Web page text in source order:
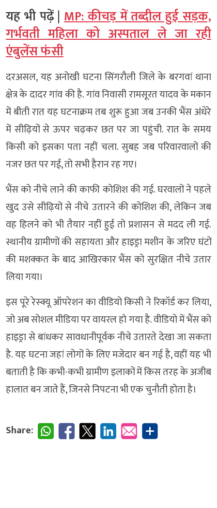
यह भी पढ़ें |MP: कीचड़ में तब्दील हुई सड़क,
गर्भवती महिला को अस्पताल ले जा रही
एंबुलेंस फंसी
दरअसल, यह अनोखी घटना सिंगरौली जिले के बरगवां थाना
क्षेत्र के दादर गांव की है. गांव निवासी रामसूरत यादव के मकान
में बीती रात यह घटनाक्रम तब शुरू हुआ जब उनकी भैंस अंधेरे
में सीढ़ियों से ऊपर चढ़कर छत पर जा पहुंची. रात के समय
किसी को इसका पता नहीं चला. सुबह जब परिवारवालों की
नजर छत पर गई, तो सभी हैरान रह गए।
भैंस को नीचे लाने की काफी कोशिश की गई. घरवालों ने पहले
खुद उसे सीढ़ियों से नीचे उतारने की कोशिश की, लेकिन जब
वह हिलने को भी तैयार नहीं हुई तो प्रशासन से मदद ली गई.
स्थानीय ग्रामीणों की सहायता और हाइड्रा मशीन के जरिए घंटों
की मशक्कत के बाद आखिरकार भैंस को सुरक्षित नीचे उतार
लिया गया।
इस पूरे रेस्क्यू ऑपरेशन का वीडियो किसी ने रिकॉर्ड कर लिया,
जो अब सोशल मीडिया पर वायरल हो गया है. वीडियो में भैंस को
हाइड्रा से बांधकर सावधानीपूर्वक नीचे उतारते देखा जा सकता
है. यह घटना जहां लोगों के लिए मजेदार बन गई है, वहीं यह भी
बताती है कि कभी-कभी ग्रामीण इलाकों में किस तरह के अजीब
हालात बन जाते हैं, जिनसे निपटना भी एक चुनौती होता है।
Share: